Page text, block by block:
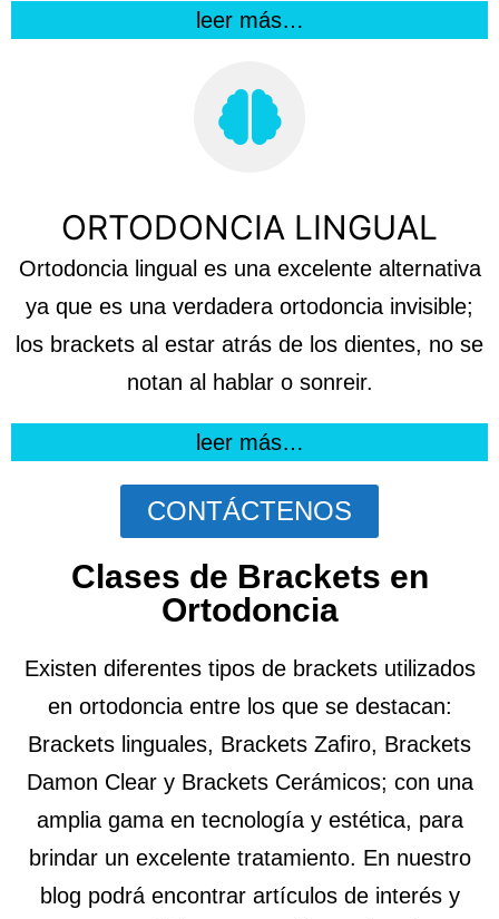
leer más…
ORTODONCIA LINGUAL
Ortodoncia lingual es una excelente alternativa
ya que es una verdadera ortodoncia invisible;
los brackets al estar atrás de los dientes, no se
notan al hablar o sonreir.
leer más…
CONTÁCTENOS
Clases de Brackets en
Ortodoncia
Existen diferentes tipos de brackets utilizados
en ortodoncia entre los que se destacan:
Brackets linguales, Brackets Zafiro, Brackets
Damon Clear y Brackets Cerámicos; con una
amplia gama en tecnología y estética, para
brindar un excelente tratamiento. En nuestro
blog podráencontrar artículos de interés y